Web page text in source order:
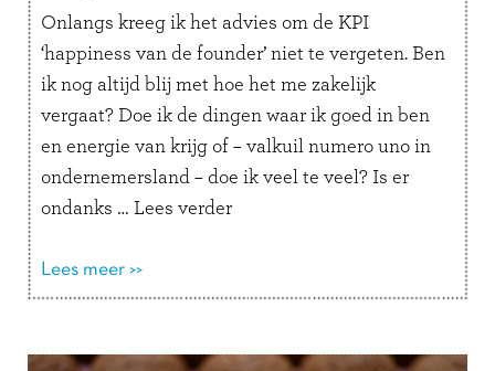
Onlangs kreeg ik het advies om de KPI
‘happiness van de founder’ niet te vergeten. Ben
ik nog altijd blij met hoe het me zakelijk
vergaat? Doe ik de dingen waar ik goed in ben
en energie van krijg of – valkuil numero uno in
ondernemersland – doe ik veel te veel? Is er
ondanks … Lees verder
Lees meer >>